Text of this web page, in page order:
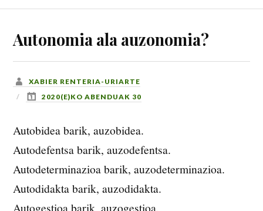
Autonomia ala auzonomia?
XABIER RENTERIA-URIARTE
2020(E)KO ABENDUAK 30
Autobidea barik, auzobidea.
Autodefentsa barik, auzodefentsa.
Autodeterminazioa barik, auzodeterminazioa.
Autodidakta barik, auzodidakta.
Autogestioa barik, auzogestioa.